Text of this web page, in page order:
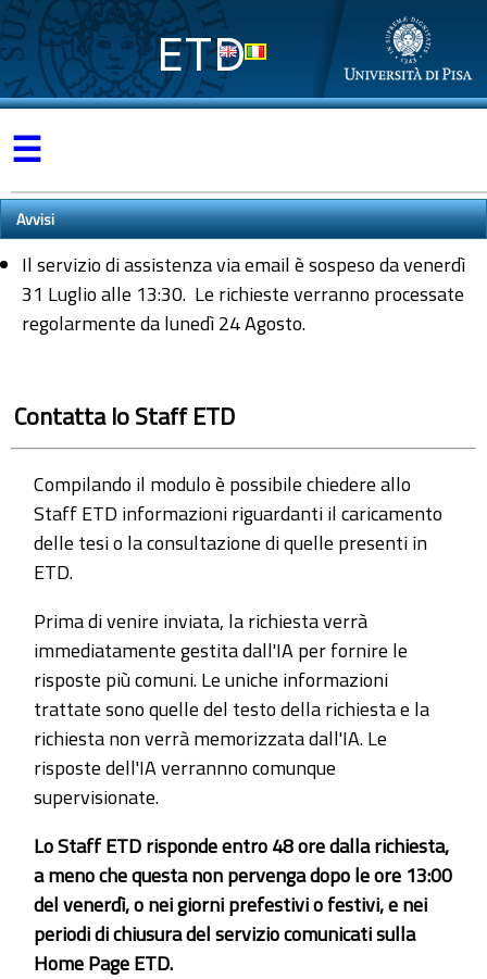
ETD
☰
Avvisi
Il servizio di assistenza via email è sospeso da venerdì
31 Luglio alle 13:30. Le richieste verranno processate
regolarmente da lunedì 24 Agosto.
Contatta lo Staff ETD
Compilando il modulo è possibile chiedere allo
Staff ETD informazioni riguardanti il caricamento
delle tesi o la consultazione di quelle presenti in
ETD.
Prima di venire inviata, la richiesta verrà
immediatamente gestita dall'IA per fornire le
risposte più comuni. Le uniche informazioni
trattate sono quelle del testo della richiesta e la
richiesta non verrà memorizzata dall'IA. Le
risposte dell'IA verrannno comunque
supervisionate.
Lo Staff ETD risponde entro 48 ore dalla richiesta,
a meno che questa non pervenga dopo le ore 13:00
del venerdì, o nei giorni prefestivi o festivi, e nei
periodi di chiusura del servizio comunicati sulla
Home Page ETD.